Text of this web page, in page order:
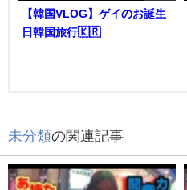
【韓国VLOG】ゲイのお誕生
日韓国旅行🇰🇷
未分類の関連記事